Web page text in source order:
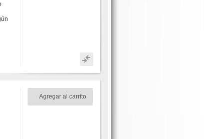
Agregar al carrito